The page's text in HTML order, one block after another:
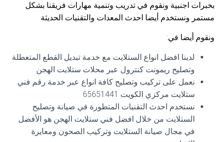
بخبرات اجنبية ونقوم في تدريب وتنمية مهارات فريقنا بشكل
مستمر ونستخدم أيضا احدث المعدات والتقنيات الحديثة
ونقوم أيضا في:
لدينا افضل انواع الستلايت مع خدمة تبديل القطع المتعطلة
وتصليح ريمونت كنترول عبر محلات ستلايت الهجن
نعمل على تركيب وتصليح كافة انواع عبر خدمة رقم فني
ستلايت مركزي الكويت 65651441
نستخدم احدث التقنيات المتطورة في صيانة وتصليح
الستلايت من خلال افضل فني ستلايت الهجن هو الأفضل
في مجال صيانة الستلايت وتركيب الصحون ومعايرة